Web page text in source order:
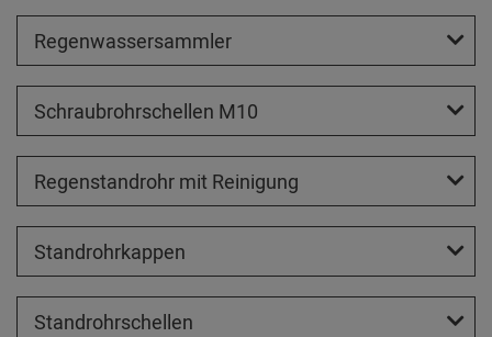
Regenwassersammler
Schraubrohrschellen M10
Regenstandrohr mit Reinigung
Standrohrkappen
Standrohrschellen